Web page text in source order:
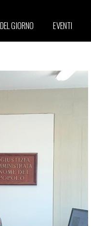
GIORNO EVENTI